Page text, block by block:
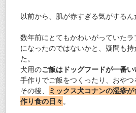
以前から、肌が赤すぎる気がするん
数年前にとてもかわいがっていた
になったのではないかと、疑問も
た。
犬用のご飯はドッグフードが一番
手作りでご飯をつくったり、おや
その後、
ミックス犬コナンの湿疹
作り食の日々。